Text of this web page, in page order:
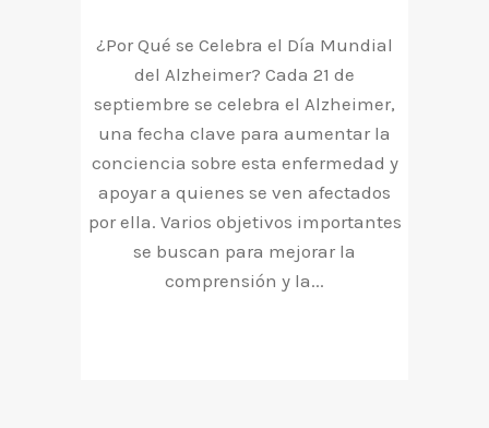
¿Por Qué se Celebra el Día Mundial
del Alzheimer? Cada 21 de
septiembre se celebra el Alzheimer,
una fecha clave para aumentar la
conciencia sobre esta enfermedad y
apoyar a quienes se ven afectados
por ella. Varios objetivos importantes
se buscan para mejorar la
comprensión y la...